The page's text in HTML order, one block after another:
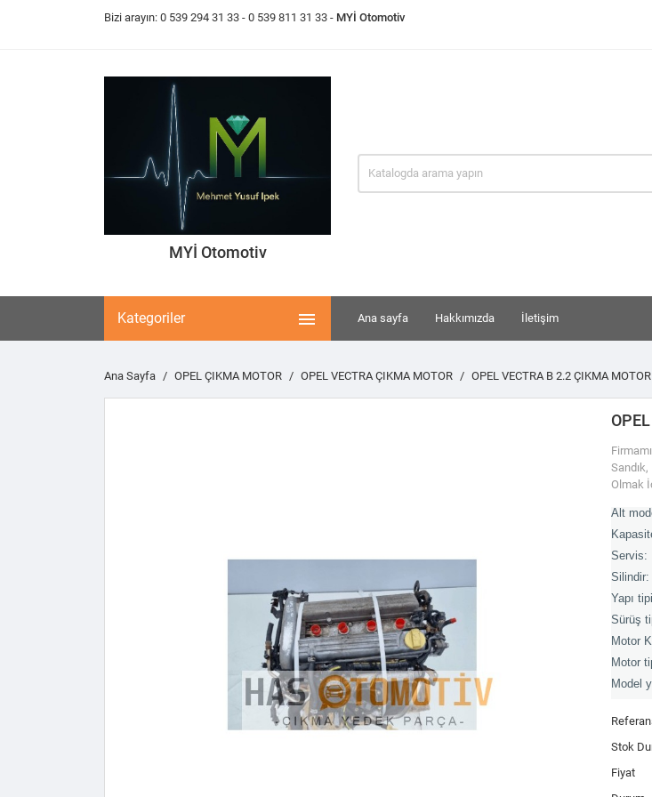
Bizi arayın: 0 539 294 31 33 - 0 539 811 31 33 - MYİ Otomotiv
MYİ Otomotiv
Kategoriler  Ana sayfa Hakkımızda İletişim
Ana Sayfa OPEL ÇIKMA MOTOR OPEL VECTRA ÇIKMA MOTOR OPEL VECTRA B 2.2 ÇIKMA
Olmak
Alt
Servis:
Silindir:
Yapı
Sürüş
Motor
Motor
Model
Stok
Fiyat